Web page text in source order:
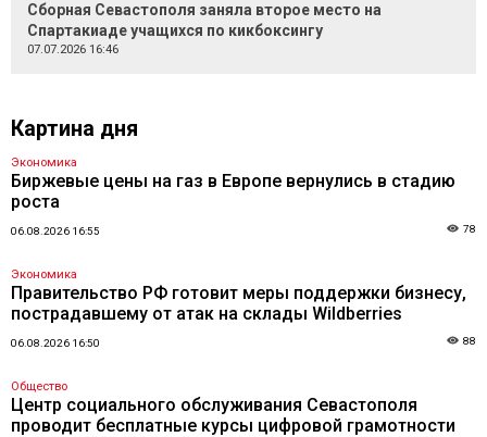
Сборная Севастополя заняла второе место на
Спартакиаде учащихся по кикбоксингу
07.07.2026 16:46
Картина дня
Экономика
Биржевые цены на газ в Европе вернулись в стадию
роста
06.08.2026 16:55 78
Экономика
Правительство РФ готовит меры поддержки бизнесу,
пострадавшему от атак на склады Wildberries
06.08.2026 16:50 88
Общество
Центр социального обслуживания Севастополя
проводит бесплатные курсы цифровой грамотности